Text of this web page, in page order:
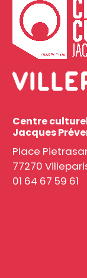
Centre
Jacques
Place
77270
01 64 67 59 61